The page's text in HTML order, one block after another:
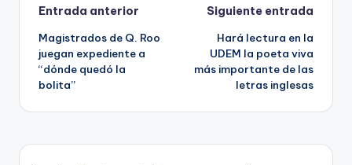
Navegación
de
entradas
Entrada anterior
Magistrados de Q. Roo
juegan expediente a
“dónde quedó la
bolita”
Siguiente entrada
Hará lectura en la
UDEM la poeta viva
más importante de las
letras inglesas